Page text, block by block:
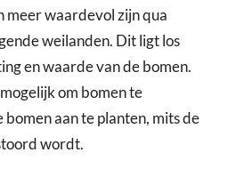
meer waardevol zijn qua
weilanden. Dit ligt los
en waarde van de bomen.
om bomen te
aan te planten, mits de
wordt.